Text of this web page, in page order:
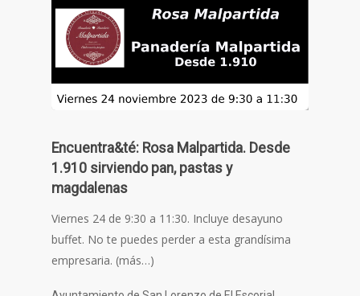
Encuentra&té: Rosa Malpartida. Desde
1.910 sirviendo pan, pastas y
magdalenas
Viernes 24 de 9:30 a 11:30. Incluye desayuno
buffet. No te puedes perder a esta grandísima
empresaria. (más…)